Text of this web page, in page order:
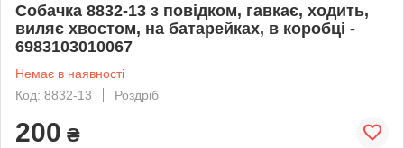
Собачка 8832-13 з повідком, гавкає, ходить,
виляє хвостом, на батарейках, в коробці -
6983103010067
Немає в наявності
Код: 8832-13
Роздріб
200 ₴